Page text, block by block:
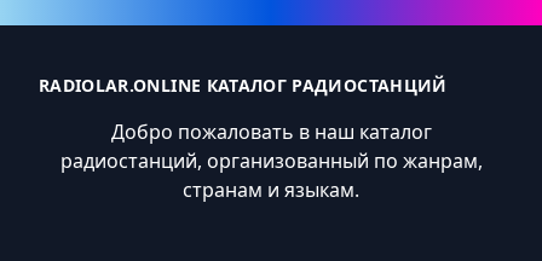
RADIOLAR.ONLINE КАТАЛОГ РАДИОСТАНЦИЙ
Добро пожаловать в наш каталог
радиостанций, организованный по жанрам,
странам и языкам.